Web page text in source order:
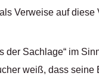
Verweise auf diese
der Sachlage“ im
weiß, dass